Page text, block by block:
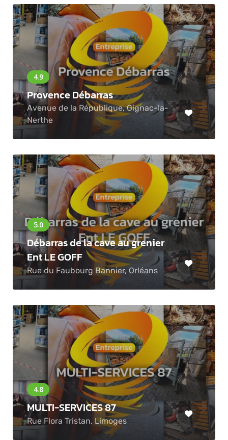
Provence Débarras
Avenue de la République, Gignac-la-
Nerthe
Débarras de la cave au grenier
Ent LE GOFF
Rue du Faubourg Bannier, Orléans
MULTI-SERVICES 87
Rue Flora Tristan, Limoges